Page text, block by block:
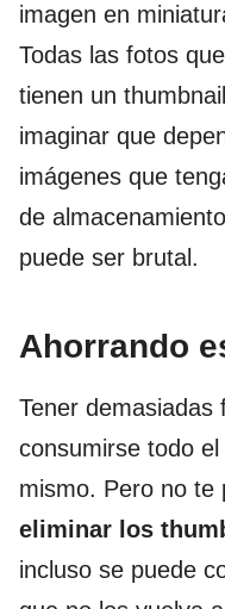
imagen en
Todas las fotos
tienen un
imaginar que
imágenes que
de
puede ser brutal.
Ahorrando
Tener demasiadas
consumirse todo
mismo. Pero no te
eliminar los
incluso se puede